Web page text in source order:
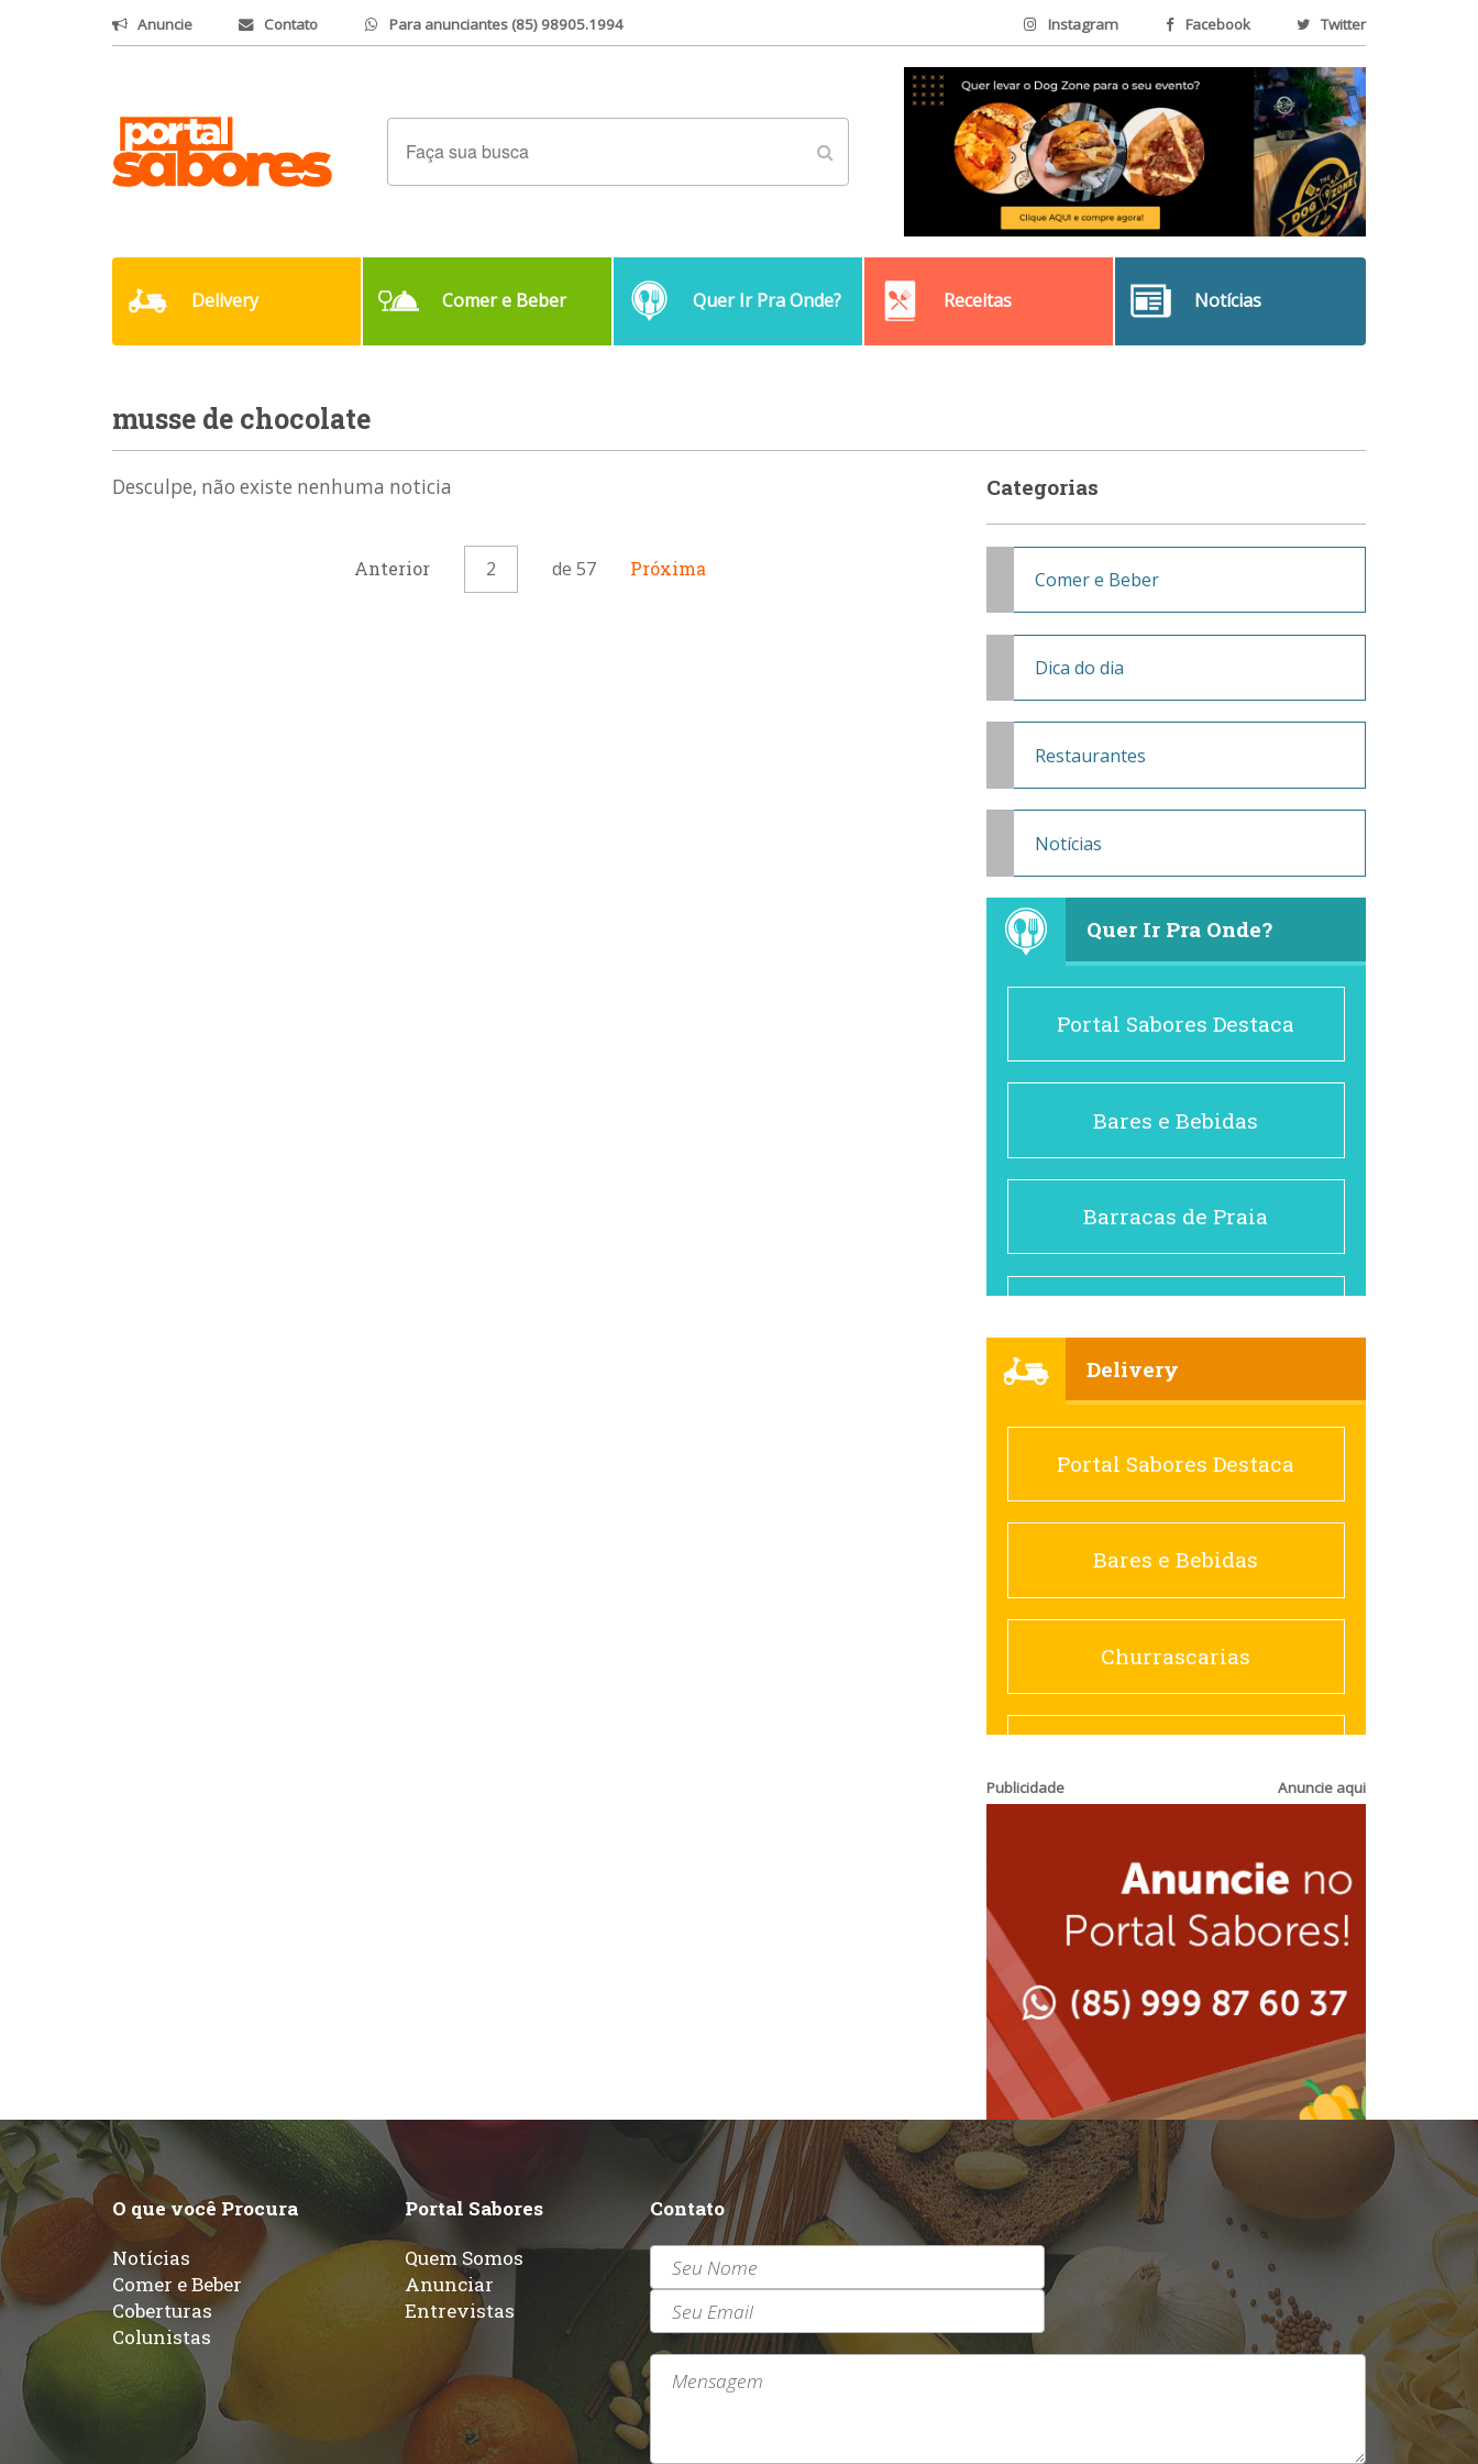
Anuncie Contato Para anunciantes (85) 98905.1994 Instagram Facebook Twitter
Delivery Comer e Beber Quer Ir Pra Onde? Receitas Notícias
musse de chocolate
Desculpe, não existe nenhuma noticia
Anterior 2 de 57 Próxima
Categorias
Comer e Beber
Dica do dia
Restaurantes
Notícias
Quer Ir Pra Onde?
Portal Sabores Destaca
Bares e Bebidas
Barracas de Praia
Cafés
Churrascarias
Comida saudável
Contemporânea
Espanhola
Francesa
Hamburguerias e
Sanduicherias
Internacional
Japonesa e Oriental
Delivery
Portal Sabores Destaca
Bares e Bebidas
Churrascarias
Sanduicherias
Lanchonetes
Massas
Padarias e Confeitarias
Peixes e Frutos do Mar
Pizzarias
Publicidade Anuncie aqui
O que você Procura
Notícias
Comer e Beber
Coberturas
Colunistas
Portal Sabores
Quem Somos
Anunciar
Entrevistas
Contato